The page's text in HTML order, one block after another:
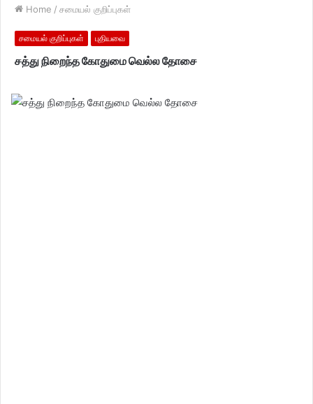
Home / சமையல் குறிப்புகள்
சமையல் குறிப்புகள் புதியவை
சத்து நிறைந்த கோதுமை வெல்ல தோசை